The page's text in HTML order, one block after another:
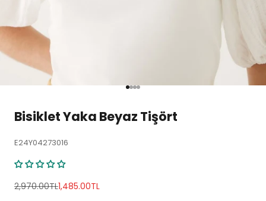
1 ögesine git
2 ögesine git
3 ögesine git
4 ögesine git
Bisiklet Yaka Beyaz Tişört
E24Y04273016
Normal fiyat
2,970.00TLİndirimli fiyat
1,485.00TL